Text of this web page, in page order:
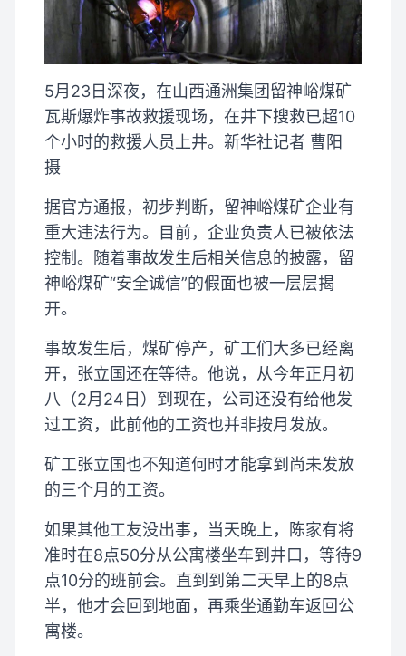
5月23日深夜，在山西通洲集团留神峪煤矿
瓦斯爆炸事故救援现场，在井下搜救已超10
个小时的救援人员上井。新华社记者 曹阳
摄
据官方通报，初步判断，留神峪煤矿企业有
重大违法行为。目前，企业负责人已被依法
控制。随着事故发生后相关信息的披露，留
神峪煤矿“安全诚信”的假面也被一层层揭
开。
事故发生后，煤矿停产，矿工们大多已经离
开，张立国还在等待。他说，从今年正月初
八（2月24日）到现在，公司还没有给他发
过工资，此前他的工资也并非按月发放。
矿工张立国也不知道何时才能拿到尚未发放
的三个月的工资。
如果其他工友没出事，当天晚上，陈家有将
准时在8点50分从公寓楼坐车到井口，等待9
点10分的班前会。直到到第二天早上的8点
半，他才会回到地面，再乘坐通勤车返回公
寓楼。